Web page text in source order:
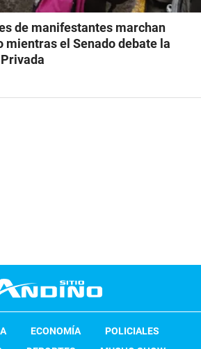
de manifestantes marchan
mientras el Senado debate la
ECONOMÍA
POLICIALES